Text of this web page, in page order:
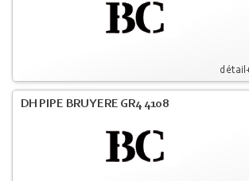
DH PIPE BRUYERE GR4 4108